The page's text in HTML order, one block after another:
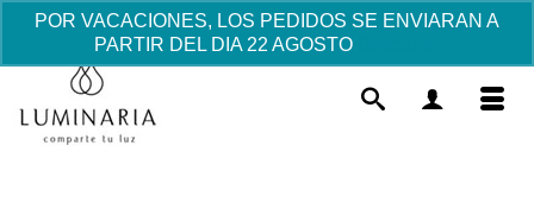
POR VACACIONES, LOS PEDIDOS SE ENVIARAN A
PARTIR DEL DIA 22 AGOSTO